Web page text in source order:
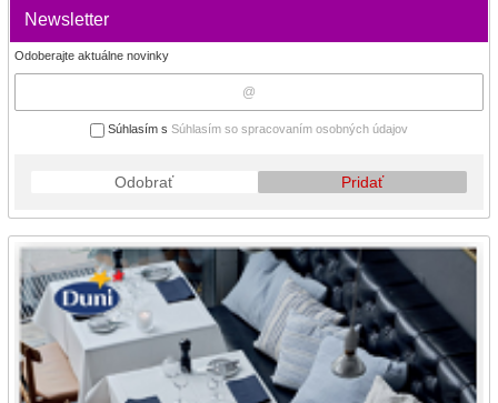
Newsletter
Odoberajte aktuálne novinky
Súhlasím s Súhlasím so spracovaním osobných údajov
Odobrať Pridať